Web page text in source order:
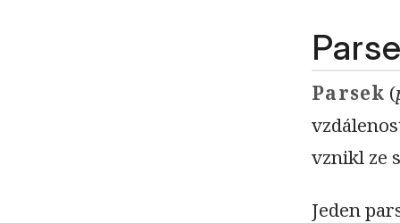
Parsek (
vznikl ze
Jeden